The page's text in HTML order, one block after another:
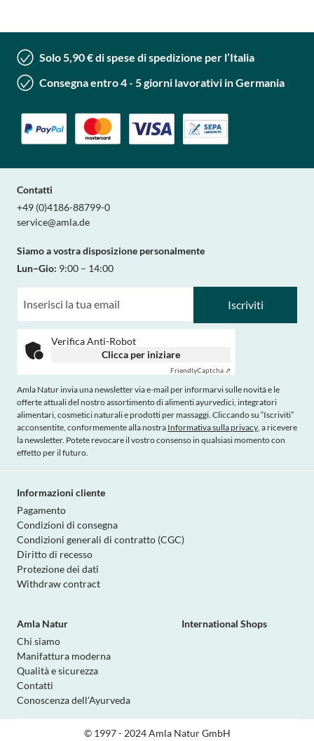
Solo 5,90 € di spese di spedizione per l’Italia
Consegna entro 4 - 5 giorni lavorativi in Germania
Contatti
+49 (0)4186-88799-0
service@amla.de
Siamo a vostra disposizione personalmente
Lun–Gio: 9:00 – 14:00
Iscriviti
Verifica Anti-Robot
Clicca per iniziare
FriendlyCaptcha ⇗
Amla Natur invia una newsletter via e-mail per informarvi sulle novità e le
offerte attuali del nostro assortimento di alimenti ayurvedici, integratori
alimentari, cosmetici naturali e prodotti per massaggi. Cliccando su “Iscriviti”
acconsentite, conformemente alla nostra Informativa sulla privacy, a ricevere
la newsletter. Potete revocare il vostro consenso in qualsiasi momento con
effetto per il futuro.
Informazioni cliente
Pagamento
Condizioni di consegna
Condizioni generali di contratto (CGC)
Diritto di recesso
Protezione dei dati
Withdraw contract
Amla Natur
Chi siamo
Manifattura moderna
Qualità e sicurezza
Contatti
Conoscenza dell'Ayurveda
International Shops
© 1997 - 2024 Amla Natur GmbH